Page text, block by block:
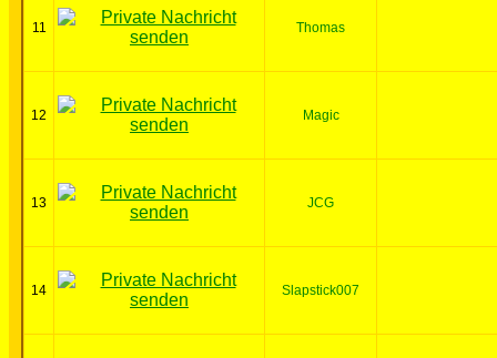
11 Thomas
12 Magic
13 JCG
14 Slapstick007